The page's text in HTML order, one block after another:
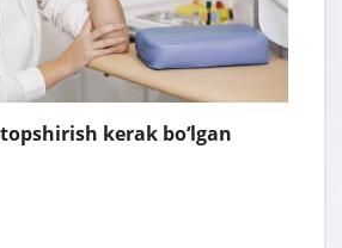
kerak bo‘lgan